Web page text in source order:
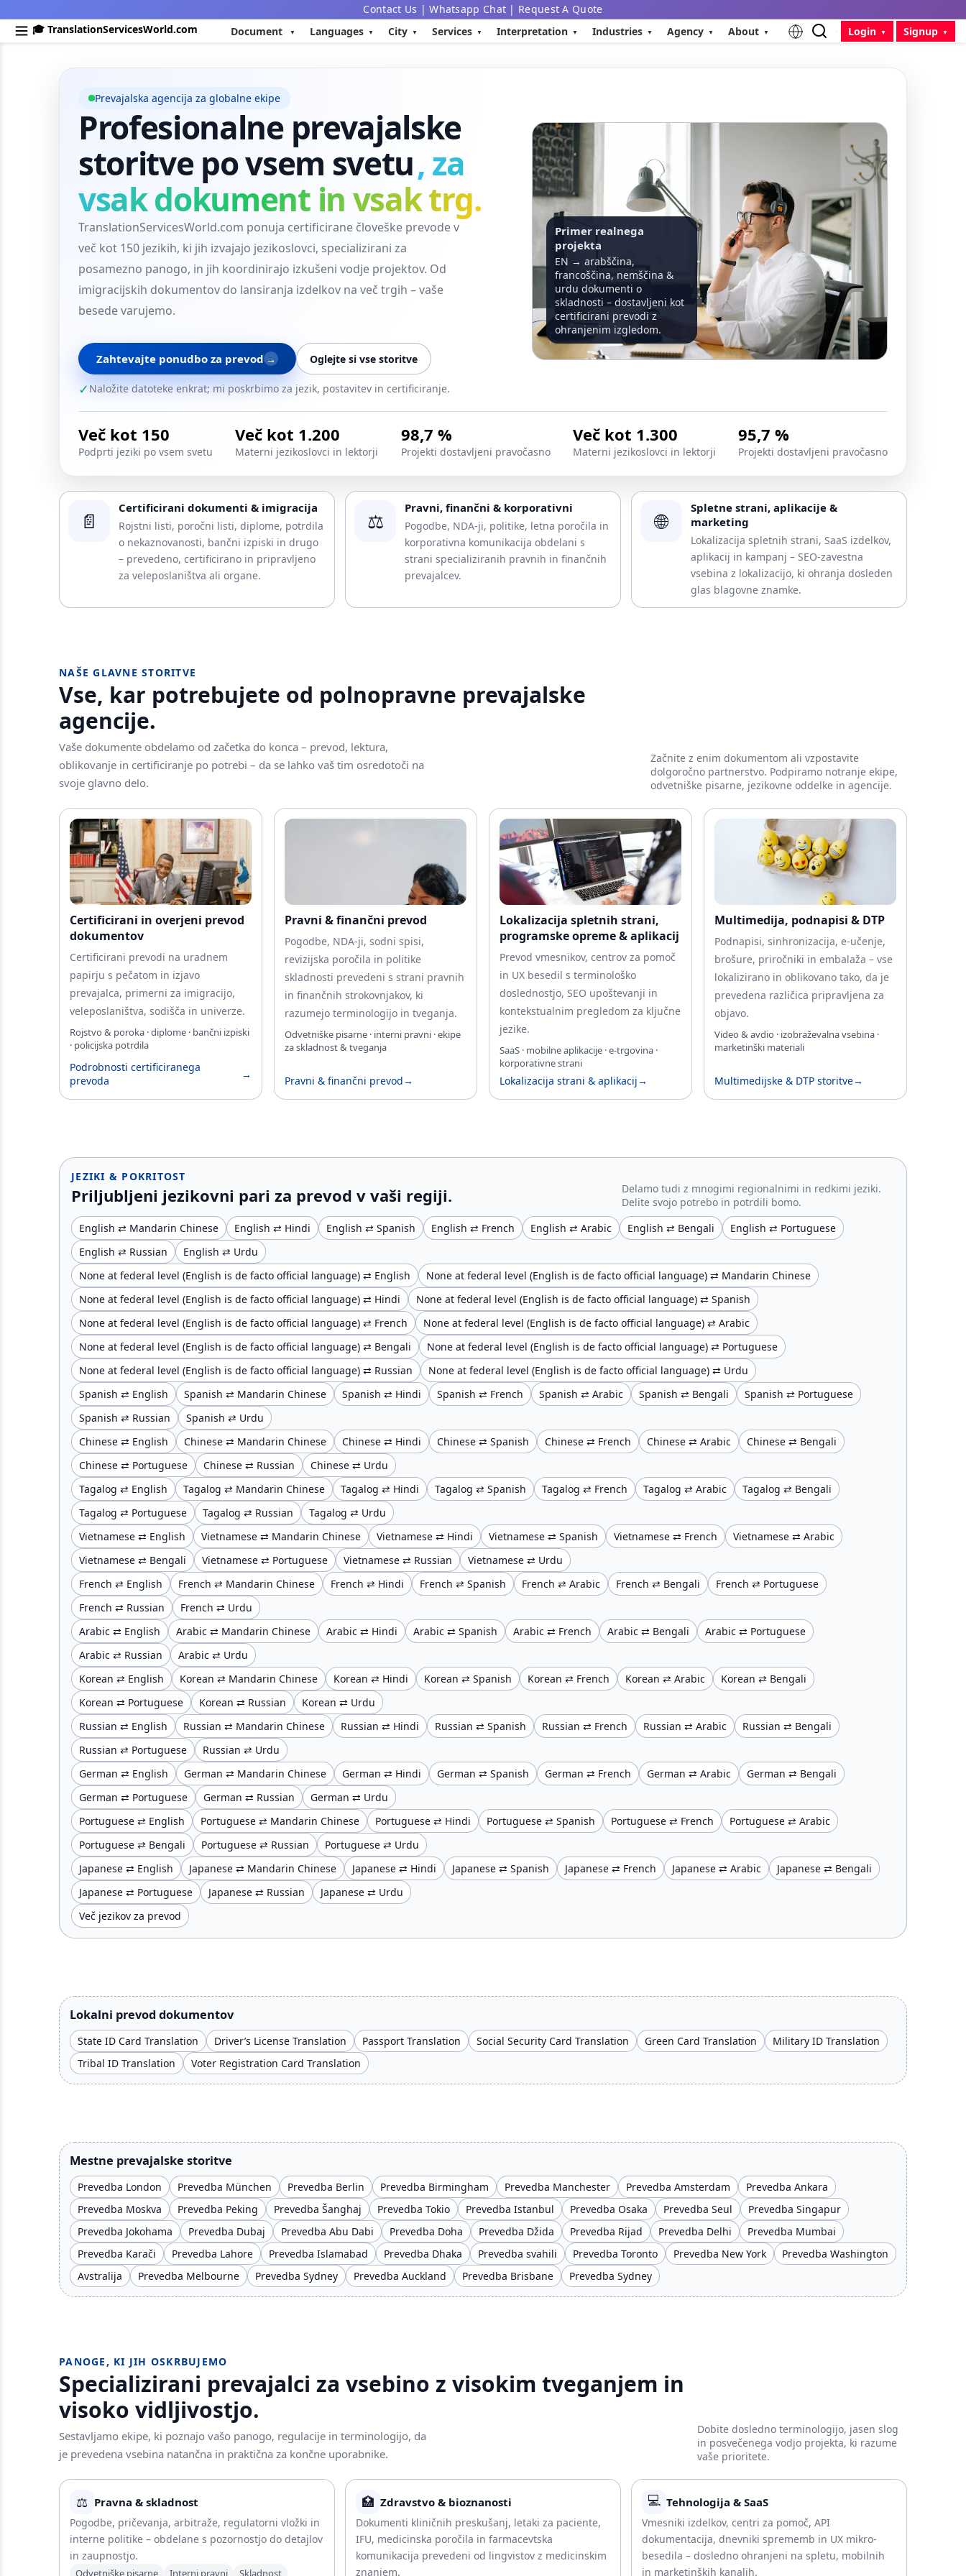
Contact Us |Whatsapp Chat | Request A Quote
🎓 TranslationServicesWorld.com
Document Languages City Services Interpretation Industries Agency About Login Signup
Prevajalska agencija za globalne ekipe
Profesionalne prevajalske
storitve po vsem svetu, za
vsak dokument in vsak trg.
TranslationServicesWorld.com ponuja certificirane človeške prevode v
več kot 150 jezikih, ki jih izvajajo jezikoslovci, specializirani za
posamezno panogo, in jih koordinirajo izkušeni vodje projektov. Od
imigracijskih dokumentov do lansiranja izdelkov na več trgih – vaše
besede varujemo.
Zahtevajte ponudbo za prevod → Oglejte si vse storitve
✓ Naložite datoteke enkrat; mi poskrbimo za jezik, postavitev in certificiranje.
Primer realnega
projekta
EN → arabščina,
francoščina, nemščina &
urdu dokumenti o
skladnosti – dostavljeni kot
certificirani prevodi z
ohranjenim izgledom.
Več kot 150
Podprti jeziki po vsem svetu
Več kot 1.200
Materni jezikoslovci in lektorji
98,7 %
Projekti dostavljeni pravočasno
Več kot 1.300
Materni jezikoslovci in lektorji
95,7 %
Projekti dostavljeni pravočasno
📄
Certificirani dokumenti & imigracija
Rojstni listi, poročni listi, diplome, potrdila
o nekaznovanosti, bančni izpiski in drugo
– prevedeno, certificirano in pripravljeno
za veleposlaništva ali organe.
⚖️
Pravni, finančni & korporativni
Pogodbe, NDA-ji, politike, letna poročila in
korporativna komunikacija obdelani s
strani specializiranih pravnih in finančnih
prevajalcev.
🌐
Spletne strani, aplikacije &
marketing
Lokalizacija spletnih strani, SaaS izdelkov,
aplikacij in kampanj – SEO-zavestna
vsebina z lokalizacijo, ki ohranja dosleden
glas blagovne znamke.
NAŠE GLAVNE STORITVE
Vse, kar potrebujete od polnopravne prevajalske
agencije.
Vaše dokumente obdelamo od začetka do konca – prevod, lektura,
oblikovanje in certificiranje po potrebi – da se lahko vaš tim osredotoči na
svoje glavno delo.
Začnite z enim dokumentom ali vzpostavite
dolgoročno partnerstvo. Podpiramo notranje ekipe,
odvetniške pisarne, jezikovne oddelke in agencije.
Certificirani in overjeni prevod
dokumentov
Certificirani prevodi na uradnem
papirju s pečatom in izjavo
prevajalca, primerni za imigracijo,
veleposlaništva, sodišča in univerze.
Rojstvo & poroka · diplome · bančni izpiski
· policijska potrdila
Podrobnosti certificiranega
prevoda
→
Pravni & finančni prevod
Pogodbe, NDA-ji, sodni spisi,
revizijska poročila in politike
skladnosti prevedeni s strani pravnih
in finančnih strokovnjakov, ki
razumejo terminologijo in tveganja.
Odvetniške pisarne · interni pravni · ekipe
za skladnost & tveganja
Pravni & finančni prevod→
Lokalizacija spletnih strani,
programske opreme & aplikacij
Prevod vmesnikov, centrov za pomoč
in UX besedil s terminološko
doslednostjo, SEO upoštevanji in
kontekstualnim pregledom za ključne
jezike.
SaaS · mobilne aplikacije · e-trgovina ·
korporativne strani
Lokalizacija strani & aplikacij→
Multimedija, podnapisi & DTP
Podnapisi, sinhronizacija, e-učenje,
brošure, priročniki in embalaža – vse
lokalizirano in oblikovano tako, da je
prevedena različica pripravljena za
objavo.
Video & avdio · izobraževalna vsebina ·
marketinški materiali
Multimedijske & DTP storitve→
JEZIKI & POKRITOST
Priljubljeni jezikovni pari za prevod v vaši regiji.
Delamo tudi z mnogimi regionalnimi in redkimi jeziki.
Delite svojo potrebo in potrdili bomo.
English ⇄ Mandarin Chinese
English ⇄ Hindi English ⇄ Spanish English ⇄ French English ⇄ Arabic English ⇄ Bengali
English ⇄ Portuguese
English ⇄ Russian
English ⇄ Urdu
None at federal level (English is de facto official language) ⇄ English
None at federal level (English is de facto official language) ⇄ Mandarin Chinese
None at federal level (English is de facto official language) ⇄ Hindi
None at federal level (English is de facto official language) ⇄ Spanish
None at federal level (English is de facto official language) ⇄ French
None at federal level (English is de facto official language) ⇄ Arabic
None at federal level (English is de facto official language) ⇄ Bengali
None at federal level (English is de facto official language) ⇄ Portuguese
None at federal level (English is de facto official language) ⇄ Russian
None at federal level (English is de facto official language) ⇄ Urdu
Spanish ⇄ English
Spanish ⇄ Mandarin Chinese Spanish ⇄ Hindi Spanish ⇄ French Spanish ⇄ Arabic Spanish ⇄ Bengali
Spanish ⇄ Portuguese
Spanish ⇄ Russian
Spanish ⇄ Urdu
Chinese ⇄ English
Chinese ⇄ Mandarin Chinese Chinese ⇄ Hindi Chinese ⇄ Spanish Chinese ⇄ French Chinese ⇄ Arabic
Chinese ⇄ Bengali
Chinese ⇄ Portuguese
Chinese ⇄ Russian
Chinese ⇄ Urdu
Tagalog ⇄ English
Tagalog ⇄ Mandarin Chinese Tagalog ⇄ Hindi Tagalog ⇄ Spanish Tagalog ⇄ French Tagalog ⇄ Arabic
Tagalog ⇄ Bengali
Tagalog ⇄ Portuguese
Tagalog ⇄ Russian
Tagalog ⇄ Urdu
Vietnamese ⇄ English
Vietnamese ⇄ Mandarin Chinese Vietnamese ⇄ Hindi Vietnamese ⇄ Spanish Vietnamese ⇄ French
Vietnamese ⇄ Arabic
Vietnamese ⇄ Bengali
Vietnamese ⇄ Portuguese Vietnamese ⇄ Russian
Vietnamese ⇄ Urdu
French ⇄ English
French ⇄ Mandarin Chinese French ⇄ Hindi French ⇄ Spanish French ⇄ Arabic French ⇄ Bengali
French ⇄ Portuguese
French ⇄ Russian
French ⇄ Urdu
Arabic ⇄ English
Arabic ⇄ Mandarin Chinese Arabic ⇄ Hindi Arabic ⇄ Spanish Arabic ⇄ French Arabic ⇄ Bengali
Arabic ⇄ Portuguese
Arabic ⇄ Russian
Arabic ⇄ Urdu
Korean ⇄ English
Korean ⇄ Mandarin Chinese Korean ⇄ Hindi Korean ⇄ Spanish Korean ⇄ French Korean ⇄ Arabic
Korean ⇄ Bengali
Korean ⇄ Portuguese
Korean ⇄ Russian
Korean ⇄ Urdu
Russian ⇄ English
Russian ⇄ Mandarin Chinese Russian ⇄ Hindi Russian ⇄ Spanish Russian ⇄ French Russian ⇄ Arabic
Russian ⇄ Bengali
Russian ⇄ Portuguese
Russian ⇄ Urdu
German ⇄ English
German ⇄ Mandarin Chinese German ⇄ Hindi German ⇄ Spanish German ⇄ French German ⇄ Arabic
German ⇄ Bengali
German ⇄ Portuguese
German ⇄ Russian
German ⇄ Urdu
Portuguese ⇄ English
Portuguese ⇄ Mandarin Chinese Portuguese ⇄ Hindi Portuguese ⇄ Spanish Portuguese ⇄ French
Portuguese ⇄ Arabic
Portuguese ⇄ Bengali
Portuguese ⇄ Russian
Portuguese ⇄ Urdu
Japanese ⇄ English
Japanese ⇄ Mandarin Chinese Japanese ⇄ Hindi Japanese ⇄ Spanish Japanese ⇄ French Japanese ⇄ Arabic
Japanese ⇄ Bengali
Japanese ⇄ Portuguese
Japanese ⇄ Russian
Japanese ⇄ Urdu
Več jezikov za prevod
Lokalni prevod dokumentov
State ID Card Translation Driver’s License Translation Passport Translation Social Security Card Translation Green Card Translation
Military ID Translation
Tribal ID Translation
Voter Registration Card Translation
Mestne prevajalske storitve
Prevedba London Prevedba München Prevedba Berlin Prevedba Birmingham Prevedba Manchester Prevedba Amsterdam
Prevedba Ankara
Prevedba Moskva
Prevedba Peking Prevedba Šanghaj Prevedba Tokio Prevedba Istanbul Prevedba Osaka Prevedba Seul
Prevedba Singapur
Prevedba Jokohama
Prevedba Dubaj Prevedba Abu Dabi Prevedba Doha Prevedba Džida Prevedba Rijad Prevedba Delhi
Prevedba Mumbai
Prevedba Karači
Prevedba Lahore Prevedba Islamabad Prevedba Dhaka Prevedba svahili Prevedba Toronto Prevedba New York
Prevedba Washington
Avstralija
Prevedba Melbourne Prevedba Sydney Prevedba Auckland Prevedba Brisbane Prevedba Sydney
PANOGE, KI JIH OSKRBUJEMO
Specializirani prevajalci za vsebino z visokim tveganjem in
visoko vidljivostjo.
Sestavljamo ekipe, ki poznajo vašo panogo, regulacije in terminologijo, da
je prevedena vsebina natančna in praktična za končne uporabnike.
Dobite dosledno terminologijo, jasen slog
in posvečenega vodjo projekta, ki razume
vaše prioritete.
⚖️ Pravna & skladnost
Pogodbe, pričevanja, arbitraže, regulatorni vložki in
interne politike – obdelane s pozornostjo do detajlov
in zaupnostjo.
Odvetniške pisarne Interni pravni Skladnost
🏥 Zdravstvo & bioznanosti
Dokumenti kliničnih preskušanj, letaki za paciente,
IFU, medicinska poročila in farmacevtska
komunikacija prevedeni od lingvistov z medicinskim
znanjem.
💻 Tehnologija & SaaS
Vmesniki izdelkov, centri za pomoč, API
dokumentacija, dnevniki sprememb in UX mikro-
besedila – dosledno ohranjeni na spletu, mobilnih
in marketinških kanalih.